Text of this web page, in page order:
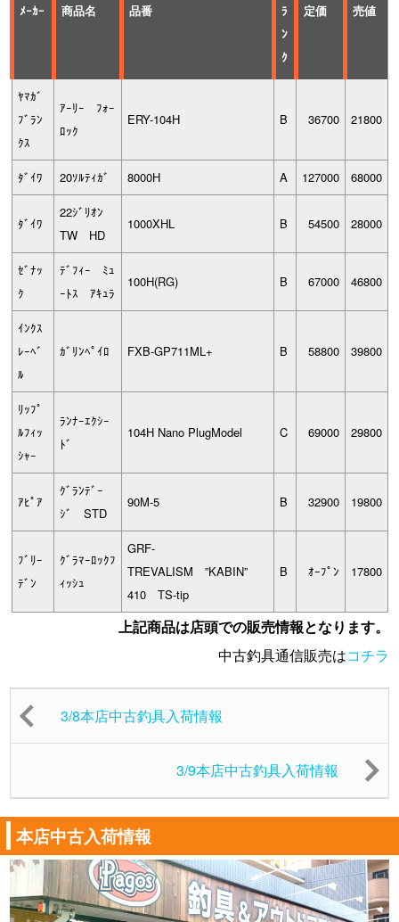
ﾒｰｶｰ 商品名 品番
ﾗ
ﾝ
ｸ
定価 売値
ﾔﾏｶﾞ
ﾌﾞﾗﾝ
ｸｽ
ｱｰﾘｰ ﾌｫｰ
ﾛｯｸ
ERY-104H B 36700 21800
ﾀﾞｲﾜ 20ｿﾙﾃｨｶﾞ 8000H A 127000 68000
ﾀﾞｲﾜ
22ｼﾞﾘｵﾝ
TW HD
1000XHL B 54500 28000
ｾﾞﾅｯ
ｸ
ﾃﾞﾌｨｰ ﾐｭ
ｰﾄｽ ｱｷｭﾗ
100H(RG) B 67000 46800
ｲﾝｸｽ
ﾚｰﾍﾞ
ﾙ
ｶﾞﾘﾝﾍﾟｲﾛ FXB-GP711ML+ B 58800 39800
ﾘｯﾌﾟ
ﾙﾌｨｯ
ｼｬｰ
ﾗﾝﾅｰｴｸｼｰ
ﾄﾞ
104H Nano PlugModel C 69000 29800
ｱﾋﾟｱ
ｸﾞﾗﾝﾃﾞｰ
ｼﾞ STD
90M-5 B 32900 19800
ﾌﾞﾘｰ
ﾃﾞﾝ
ｸﾞﾗﾏｰﾛｯｸﾌ
ｨｯｼｭ
GRF-
TREVALISM ”KABIN”
410 TS-tip
B ｵｰﾌﾟﾝ 17800
上記商品は店頭での販売情報となります。
中古釣具通信販売はコチラ
3/8本店中古釣具入荷情報
3/9本店中古釣具入荷情報
本店中古入荷情報